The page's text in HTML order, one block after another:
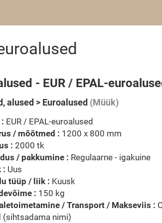
- EUR / EPAL-
alused > Euroalused (Müük)
EUR / EPAL-euroalused
/ mõõtmed : 1200 x 800 mm
: 2000 tk
/ pakkumine : Regulaarne - igakuine
: Uus
tüüp / liik : Kuusk
: 150 kg
/ Transport / Makseviis :
(sihtsadama nimi)